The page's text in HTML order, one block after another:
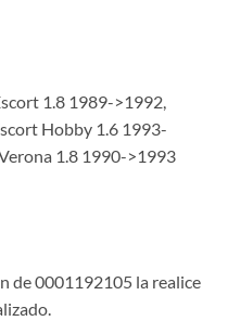
1.8 1989->1992,
Hobby 1.6 1993-
1.8 1990->1993
de 0001192105 la realice